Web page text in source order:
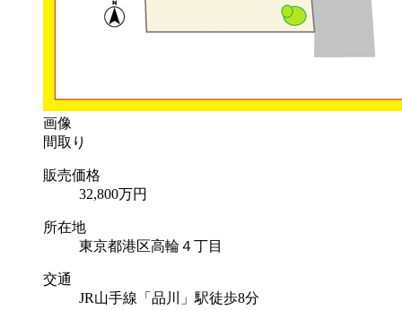
画像
間取り
販売価格
32,800万円
所在地
東京都港区高輪４丁目
交通
JR山手線「品川」駅徒歩8分